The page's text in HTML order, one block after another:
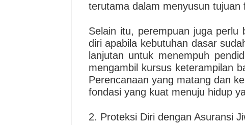
terutama dalam menyusun tujuan
Selain itu, perempuan juga perlu
diri apabila kebutuhan dasar
lanjutan untuk menempuh
mengambil kursus keterampilan
Perencanaan yang matang dan
fondasi yang kuat menuju hidup
2. Proteksi Diri dengan Asuransi